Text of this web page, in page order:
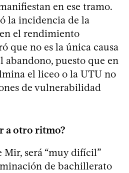
en ese tramo.
la incidencia de la
el rendimiento
que no es la única causa
abandono, puesto que en
el liceo o la UTU no
de vulnerabilidad
a otro ritmo?
Mir, será “muy difícil”
de bachillerato